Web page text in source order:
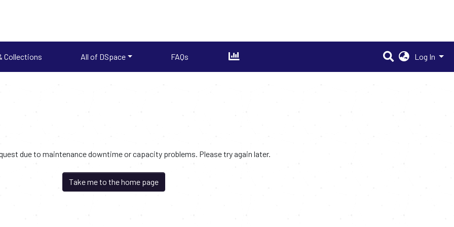
Collections All of DSpace FAQs Log In
due to maintenance downtime or capacity problems. Please try again later.
Take me to the home page